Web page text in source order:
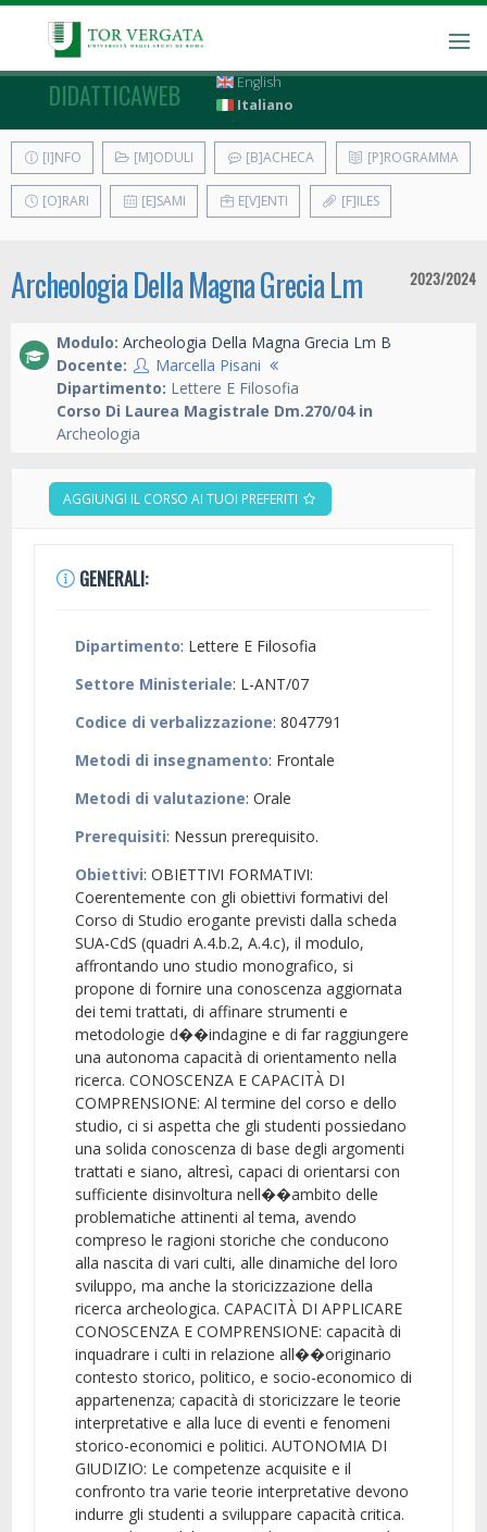
DIDATTICAWEB
English
Italiano
[I]NFO [M]ODULI [B]ACHECA [P]ROGRAMMA
[O]RARI [E]SAMI E[V]ENTI [F]ILES
Archeologia Della Magna Grecia Lm 2023/2024
Modulo: Archeologia Della Magna Grecia Lm B
Docente:
Marcella Pisani
Dipartimento: Lettere E Filosofia
Corso Di Laurea Magistrale Dm.270/04 in
Archeologia
AGGIUNGI IL CORSO AI TUOI PREFERITI
GENERALI:
Dipartimento: Lettere E Filosofia
Settore Ministeriale: L-ANT/07
Codice di verbalizzazione: 8047791
Metodi di insegnamento: Frontale
Metodi di valutazione: Orale
Prerequisiti: Nessun prerequisito.
Obiettivi: OBIETTIVI FORMATIVI:
Coerentemente con gli obiettivi formativi del
Corso di Studio erogante previsti dalla scheda
SUA-CdS (quadri A.4.b.2, A.4.c), il modulo,
affrontando uno studio monografico, si
propone di fornire una conoscenza aggiornata
dei temi trattati, di affinare strumenti e
metodologie d��indagine e di far raggiungere
una autonoma capacità di orientamento nella
ricerca. CONOSCENZA E CAPACITÀ DI
COMPRENSIONE: Al termine del corso e dello
studio, ci si aspetta che gli studenti possiedano
una solida conoscenza di base degli argomenti
trattati e siano, altresì, capaci di orientarsi con
sufficiente disinvoltura nell��ambito delle
problematiche attinenti al tema, avendo
compreso le ragioni storiche che conducono
alla nascita di vari culti, alle dinamiche del loro
sviluppo, ma anche la storicizzazione della
ricerca archeologica. CAPACITÀ DI APPLICARE
CONOSCENZA E COMPRENSIONE: capacità di
inquadrare i culti in relazione all��originario
contesto storico, politico, e socio-economico di
appartenenza; capacità di storicizzare le teorie
interpretative e alla luce di eventi e fenomeni
storico-economici e politici. AUTONOMIA DI
GIUDIZIO: Le competenze acquisite e il
confronto tra varie teorie interpretative devono
indurre gli studenti a sviluppare capacità critica.